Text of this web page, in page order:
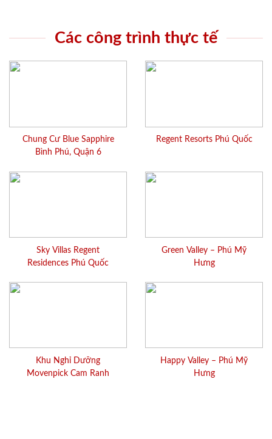
Các công trình thực tế
Chung Cư Blue Sapphire
Bình Phú, Quận 6
Regent Resorts Phú Quốc
Sky Villas Regent
Residences Phú Quốc
Green Valley – Phú Mỹ
Hưng
Khu Nghỉ Dưỡng
Movenpick Cam Ranh
Happy Valley – Phú Mỹ
Hưng